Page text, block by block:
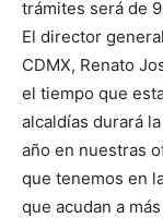
trámites será de
El director
CDMX, Renato
el tiempo que
alcaldías durará
año en nuestras
que tenemos en
que acudan a